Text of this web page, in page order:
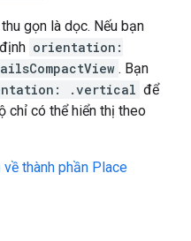
gọn là dọc. Nếu bạn
orientation:
. Bạn
.vertical để
chỉ có thể hiển thị theo
về thành phần Place